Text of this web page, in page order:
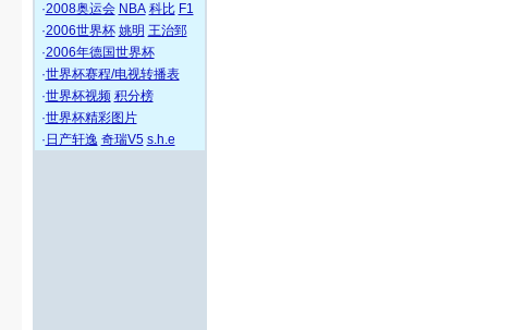
·2008奥运会 NBA 科比 F1
·2006世界杯 姚明 王治郅
·2006年德国世界杯
·世界杯赛程/电视转播表
·世界杯视频 积分榜
·世界杯精彩图片
· 日产轩逸 奇瑞V5 s.h.e